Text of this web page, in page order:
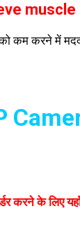
muscle
को कम करने में
करने के लिए